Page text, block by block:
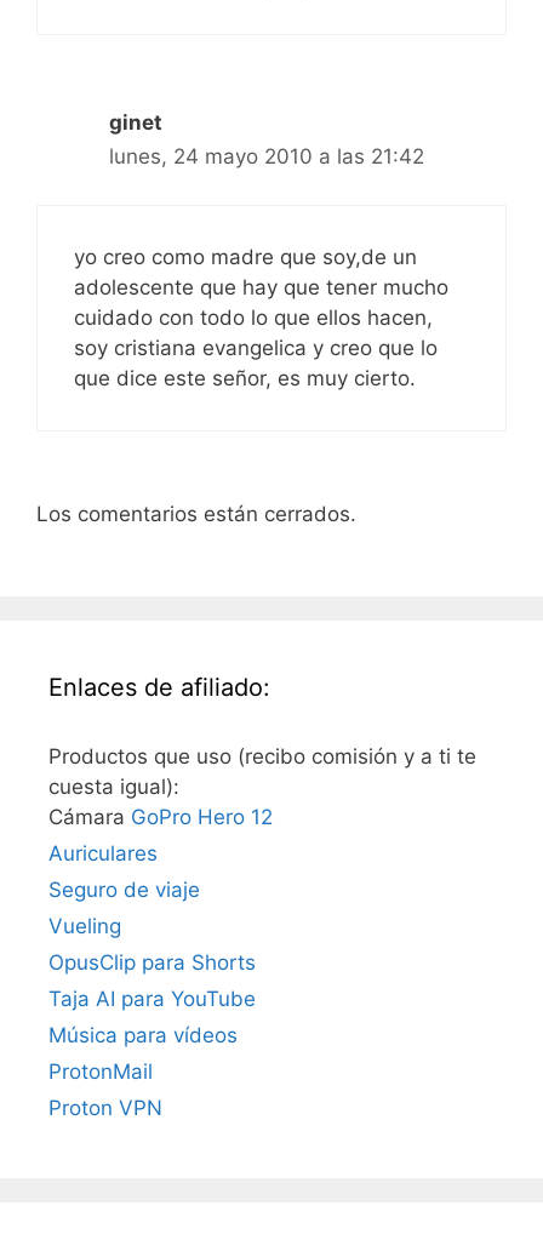
ginet
lunes, 24 mayo 2010 a las 21:42
yo creo como madre que soy,de un
adolescente que hay que tener mucho
cuidado con todo lo que ellos hacen,
soy cristiana evangelica y creo que lo
que dice este señor, es muy cierto.
Los comentarios están cerrados.
Enlaces de afiliado:
Productos que uso (recibo comisión y a ti te
cuesta igual):
Cámara GoPro Hero 12
Auriculares
Seguro de viaje
Vueling
OpusClip para Shorts
Taja AI para YouTube
Música para vídeos
ProtonMail
Proton VPN